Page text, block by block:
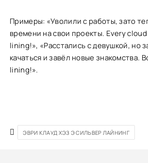
Примеры: «Уволили с работы, зато
времени на свои проекты. Every
lining!», «Расстались с девушкой, но
качаться и завёл новые знакомства.
lining!».
ЭВРИ КЛАУД ХЭЗ Э СИЛЬВЕР ЛАЙНИНГ